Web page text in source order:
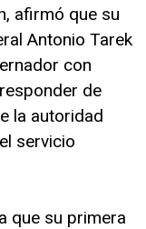
afirmó que su
Antonio Tarek
con
de
la autoridad
servicio
que su primera